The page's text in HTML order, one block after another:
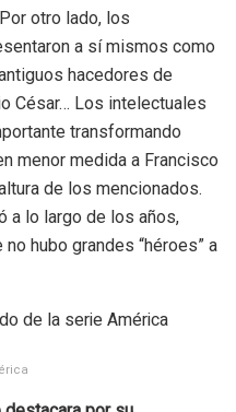
otro lado, los
a sí mismos como
hacedores de
César… Los intelectuales
transformando
menor medida a Francisco
de los mencionados.
a lo largo de los años,
hubo grandes “héroes” a